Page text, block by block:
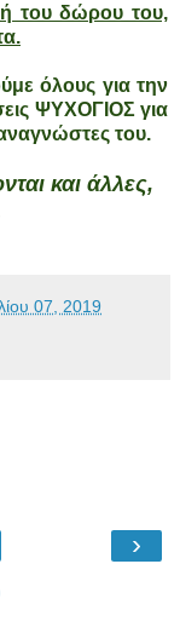
του δώρου του,
όλους για την
ΨΥΧΟΓΙΟΣ για
του.
και άλλες,
07, 2019
›